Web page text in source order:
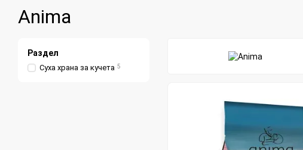
Anima
Раздел
Суха храна за кучета 5